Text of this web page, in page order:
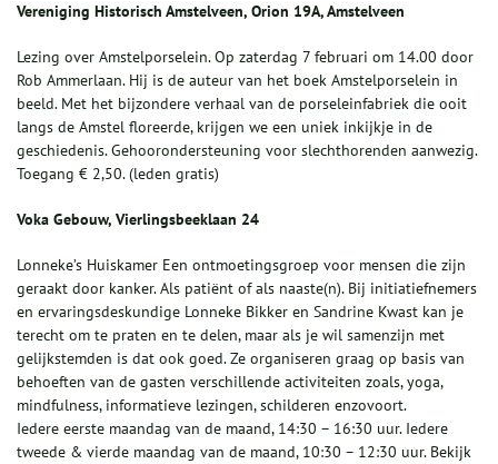
Vereniging Historisch Amstelveen, Orion 19A, Amstelveen
Lezing over Amstelporselein. Op zaterdag 7 februari om 14.00 door
Rob Ammerlaan. Hij is de auteur van het boek Amstelporselein in
beeld. Met het bijzondere verhaal van de porseleinfabriek die ooit
langs de Amstel floreerde, krijgen we een uniek inkijkje in de
geschiedenis. Gehoorondersteuning voor slechthorenden aanwezig.
Toegang € 2,50. (leden gratis)
Voka Gebouw, Vierlingsbeeklaan 24
Lonneke’s Huiskamer Een ontmoetingsgroep voor mensen die zijn
geraakt door kanker. Als patiënt of als naaste(n). Bij initiatiefnemers
en ervaringsdeskundige Lonneke Bikker en Sandrine Kwast kan je
terecht om te praten en te delen, maar als je wil samenzijn met
gelijkstemden is dat ook goed. Ze organiseren graag op basis van
behoeften van de gasten verschillende activiteiten zoals, yoga,
mindfulness, informatieve lezingen, schilderen enzovoort.
Iedere eerste maandag van de maand, 14:30 – 16:30 uur. Iedere
tweede & vierde maandag van de maand, 10:30 – 12:30 uur. Bekijk